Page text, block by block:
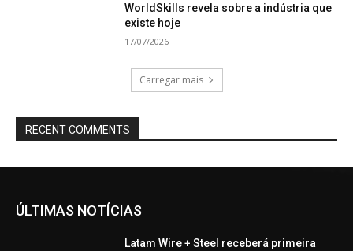
WorldSkills revela sobre a indústria que
existe hoje
17/07/2026
Carregar mais
RECENT COMMENTS
ÚLTIMAS NOTÍCIAS
Latam Wire + Steel receberá primeira